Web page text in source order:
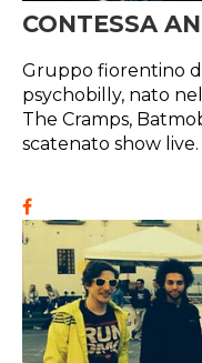
CONTESSA
Gruppo fiorentino
psychobilly, nato
The Cramps,
scatenato show live.